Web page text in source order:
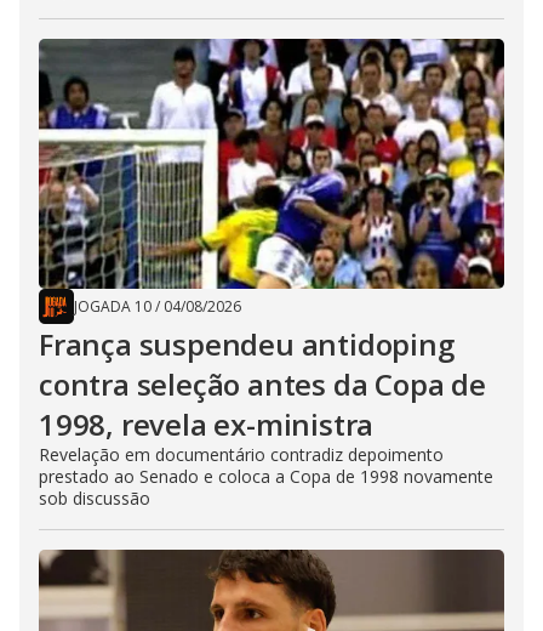
JOGADA 10/ 04/08/2026
França suspendeu antidoping
contra seleção antes da Copa de
1998, revela ex-ministra
Revelação em documentário contradiz depoimento
prestado ao Senado e coloca a Copa de 1998 novamente
sob discussão